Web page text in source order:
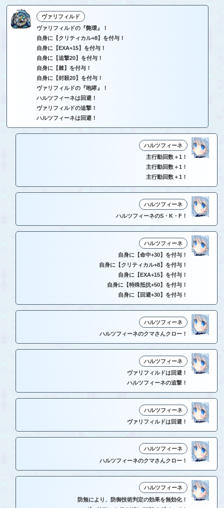
ヴァリフィルド
ヴァリフィルドの『斃環』！
自身に【クリティカル+8】を付与！
自身に【EXA+15】を付与！
自身に【追撃20】を付与！
自身に【棘】を付与！
自身に【封殺20】を付与！
ヴァリフィルドの『咆哮』！
ハルツフィーネは回避！
ヴァリフィルドの追撃！
ハルツフィーネは回避！
ハルツフィーネ
主行動回数＋1！
主行動回数＋1！
主行動回数＋1！
ハルツフィーネ
ハルツフィーネのS・K・F！
ハルツフィーネ
自身に【命中+30】を付与！
自身に【クリティカル+8】を付与！
自身に【EXA+15】を付与！
自身に【特殊抵抗+50】を付与！
自身に【回避+30】を付与！
ハルツフィーネ
ハルツフィーネのクマさんクロー！
ハルツフィーネ
ヴァリフィルドは回避！
ハルツフィーネの追撃！
ハルツフィーネ
ヴァリフィルドは回避！
ハルツフィーネ
ハルツフィーネのクマさんクロー！
ハルツフィーネ
防無により、防御技術判定の効果を無効化！